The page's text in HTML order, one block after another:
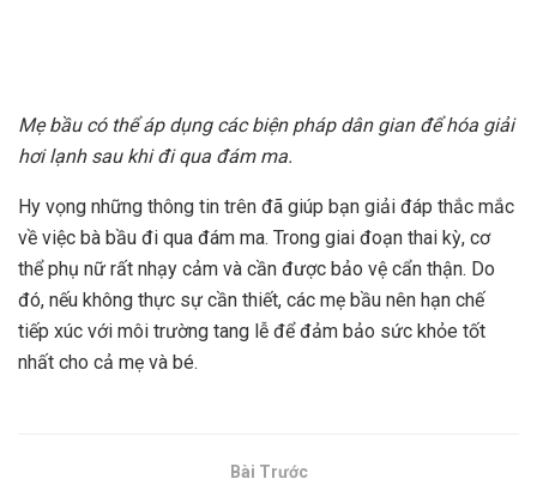
Mẹ bầu có thể áp dụng các biện pháp dân gian để hóa giải
hơi lạnh sau khi đi qua đám ma.
Hy vọng những thông tin trên đã giúp bạn giải đáp thắc mắc
về việc bà bầu đi qua đám ma. Trong giai đoạn thai kỳ, cơ
thể phụ nữ rất nhạy cảm và cần được bảo vệ cẩn thận. Do
đó, nếu không thực sự cần thiết, các mẹ bầu nên hạn chế
tiếp xúc với môi trường tang lễ để đảm bảo sức khỏe tốt
nhất cho cả mẹ và bé.
Bài Trước